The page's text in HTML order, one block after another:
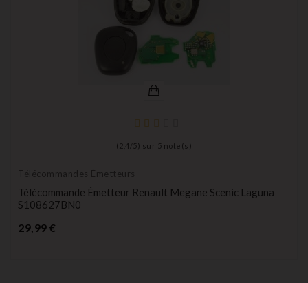
( 2,4 / 5) sur 5 note(s)
Télécommandes Émetteurs
Télécommande Émetteur Renault Megane Scenic Laguna
S108627BN0
29,99 €